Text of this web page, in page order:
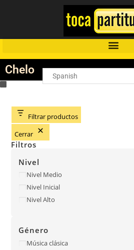
Chelo
Filtrar productos
Cerrar
Filtros
Nivel
Nivel Medio
Nivel Inicial
Nivel Alto
Género
Música clásica